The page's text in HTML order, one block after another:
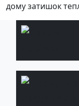
дому затишок